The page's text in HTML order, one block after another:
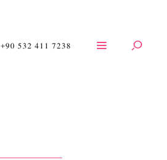
+90 532 411 7238